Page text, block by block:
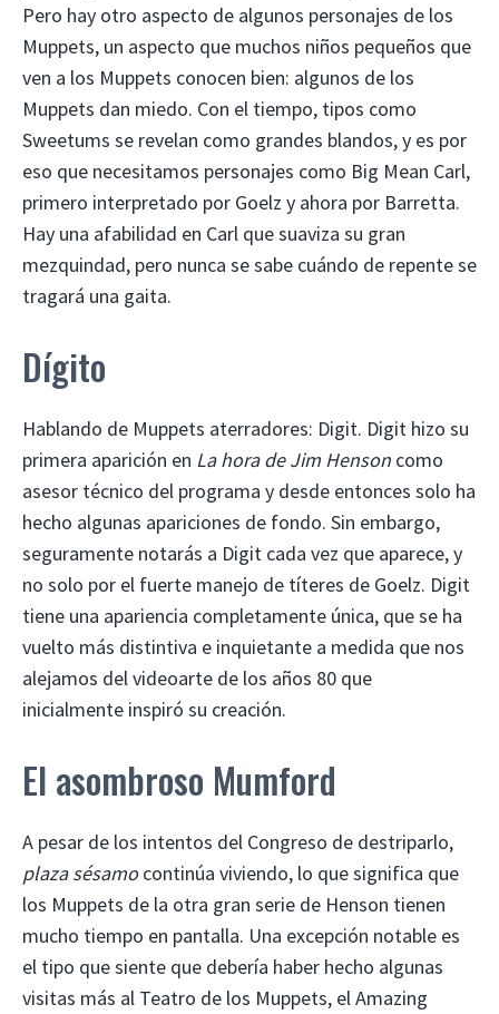
Pero hay otro aspecto de algunos personajes de los
Muppets, un aspecto que muchos niños pequeños que
ven a los Muppets conocen bien: algunos de los
Muppets dan miedo. Con el tiempo, tipos como
Sweetums se revelan como grandes blandos, y es por
eso que necesitamos personajes como Big Mean Carl,
primero interpretado por Goelz y ahora por Barretta.
Hay una afabilidad en Carl que suaviza su gran
mezquindad, pero nunca se sabe cuándo de repente se
tragará una gaita.
Dígito
Hablando de Muppets aterradores: Digit. Digit hizo su
primera aparición en La hora de Jim Henson como
asesor técnico del programa y desde entonces solo ha
hecho algunas apariciones de fondo. Sin embargo,
seguramente notarás a Digit cada vez que aparece, y
no solo por el fuerte manejo de títeres de Goelz. Digit
tiene una apariencia completamente única, que se ha
vuelto más distintiva e inquietante a medida que nos
alejamos del videoarte de los años 80 que
inicialmente inspiró su creación.
El asombroso Mumford
A pesar de los intentos del Congreso de destriparlo,
plaza sésamocontinúa viviendo, lo que significa que
los Muppets de la otra gran serie de Henson tienen
mucho tiempo en pantalla. Una excepción notable es
el tipo que siente que debería haber hecho algunas
visitas más al Teatro de los Muppets, el Amazing